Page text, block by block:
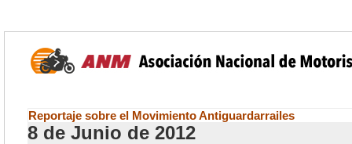
Reportaje sobre el Movimiento Antiguardarrailes
8 de Junio de 2012